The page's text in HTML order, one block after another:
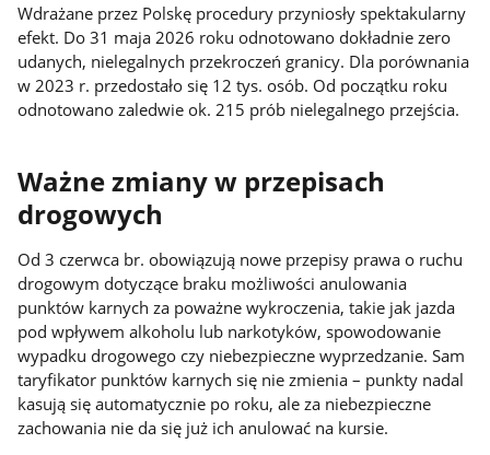
Wdrażane przez Polskę procedury przyniosły spektakularny
efekt. Do 31 maja 2026 roku odnotowano dokładnie zero
udanych, nielegalnych przekroczeń granicy. Dla porównania
w 2023 r. przedostało się 12 tys. osób. Od początku roku
odnotowano zaledwie ok. 215 prób nielegalnego przejścia.
Ważne zmiany w przepisach
drogowych
Od 3 czerwca br. obowiązują nowe przepisy prawa o ruchu
drogowym dotyczące braku możliwości anulowania
punktów karnych za poważne wykroczenia, takie jak jazda
pod wpływem alkoholu lub narkotyków, spowodowanie
wypadku drogowego czy niebezpieczne wyprzedzanie. Sam
taryfikator punktów karnych się nie zmienia – punkty nadal
kasują się automatycznie po roku, ale za niebezpieczne
zachowania nie da się już ich anulować na kursie.